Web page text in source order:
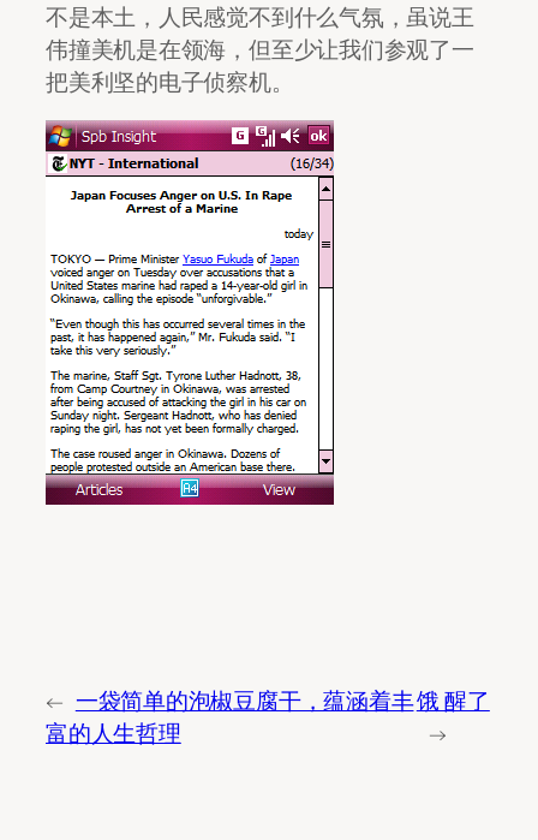
不是本土，人民感觉不到什么气氛，虽说王
伟撞美机是在领海，但至少让我们参观了一
把美利坚的电子侦察机。
← 一袋简单的泡椒豆腐干，蕴涵着丰
富的人生哲理
饿 醒了
→